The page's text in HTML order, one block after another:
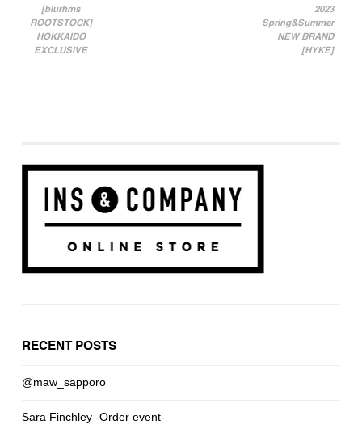
投稿ナビゲーション
[blurhms
ROOTSTOCK]
HOKKAIDO
EXCLUSIVE
2023
Spring&Summer
NEW BRAND
[HYKE]
RECENT POSTS
@maw_sapporo
Sara Finchley -Order event-